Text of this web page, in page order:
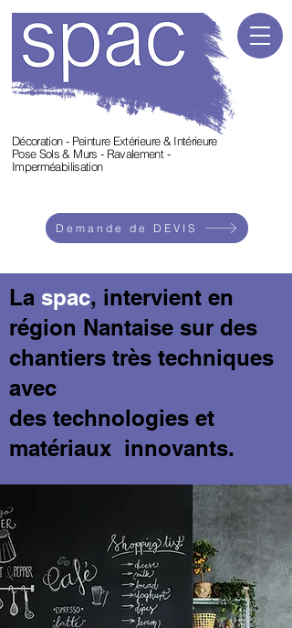
Décoration - Peinture Extérieure & Intérieure
Pose Sols & Murs - Ravalement -
Imperméabilisation
Demande de DEVIS
La spac, intervient en
région Nantaise sur des
chantiers très techniques
avec
des technologies et
matériaux innovants.